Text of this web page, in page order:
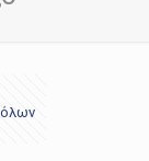
όλων